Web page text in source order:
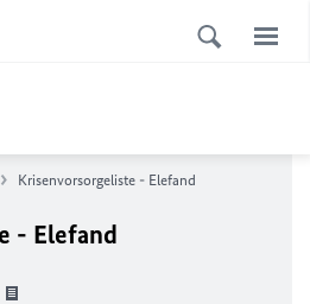
Krisenvorsorgeliste - Elefand
- Elefand